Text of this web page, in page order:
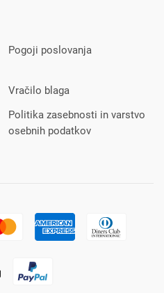
Pogoji poslovanja
Vračilo blaga
Politika zasebnosti in varstvo
osebnih podatkov